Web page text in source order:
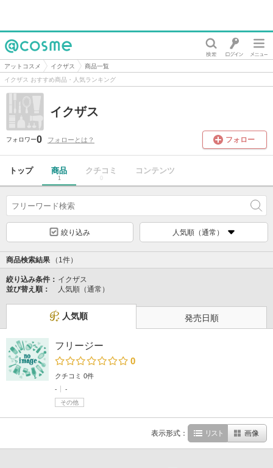
@cosme
アットコスメ イクザス
商品一覧
イクザス おすすめ商品・人気ランキング
イクザス
フォロワー0 フォローとは？ フォロー
トップ 商品
1
クチコミ
0
コンテンツ
絞り込み 人気順（通常）
商品検索結果 （1件）
絞り込み条件： イクザス
並び替え順：
人気順（通常）
人気順 発売日順
フリージー
0
クチコミ 0件
-
-
その他
表示形式： リスト 画像